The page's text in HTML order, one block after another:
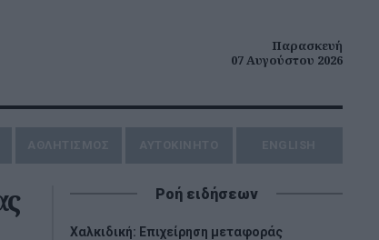
Παρασκευή
07 Αυγούστου 2026
Ροή ειδήσεων
Χαλκιδική: Επιχείρηση μεταφοράς